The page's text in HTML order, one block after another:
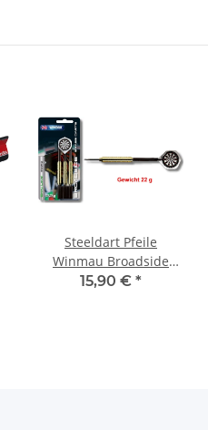
Steeldart Pfeile
Winmau Broadside
Brass 22 g - 3er Set
15,90 € *